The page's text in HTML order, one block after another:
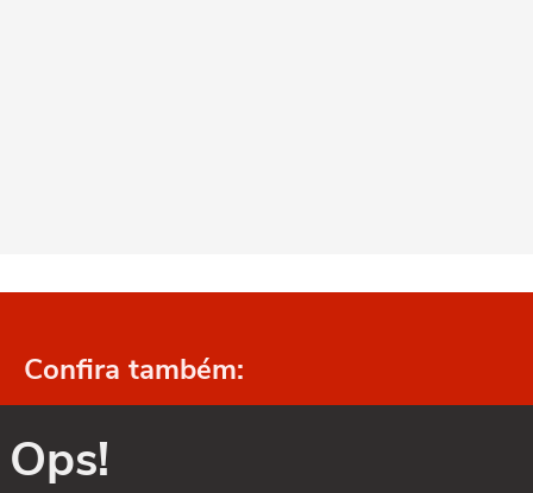
Confira também:
Ops!